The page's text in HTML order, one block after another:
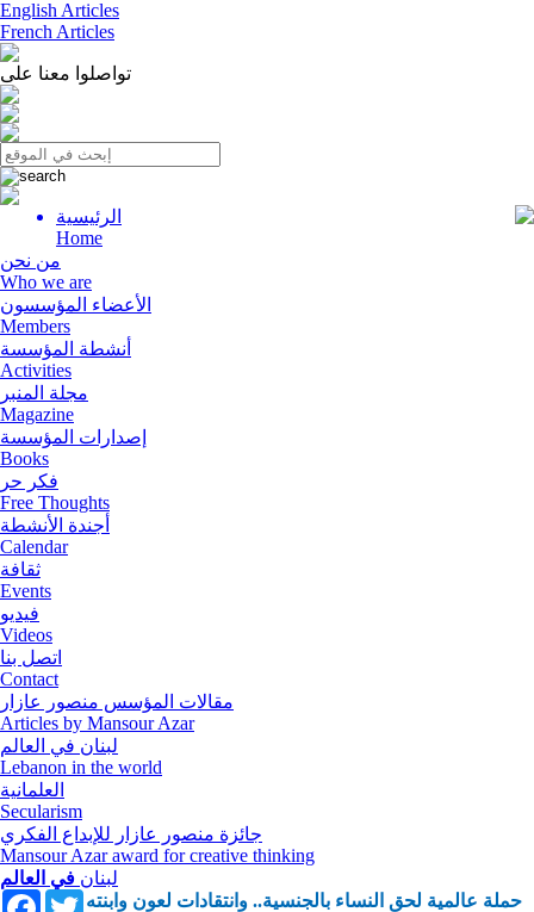
English Articles
French Articles
تواصلوا معنا على
Menu
الرئيسية
Home
من نحن
Who we are
الأعضاء المؤسسون
Members
أنشطة المؤسسة
Activities
مجلة المنبر
Magazine
إصدارات المؤسسة
Books
فكر حر
Free Thoughts
أجندة الأنشطة
Calendar
ثقافة
Events
فيديو
Videos
اتصل بنا
Contact
مقالات المؤسس منصور عازار
Articles by Mansour Azar
لبنان في العالم
Lebanon in the world
العلمانية
Secularism
جائزة منصور عازار للإبداع الفكري
Mansour Azar award for creative thinking
لبنان في العالم
FacebookTwitter
حملة عالمية لحق النساء بالجنسية.. وانتقادات لعون وابنته